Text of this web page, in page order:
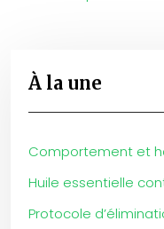
À la une
Comportement et
Huile essentielle
Protocole